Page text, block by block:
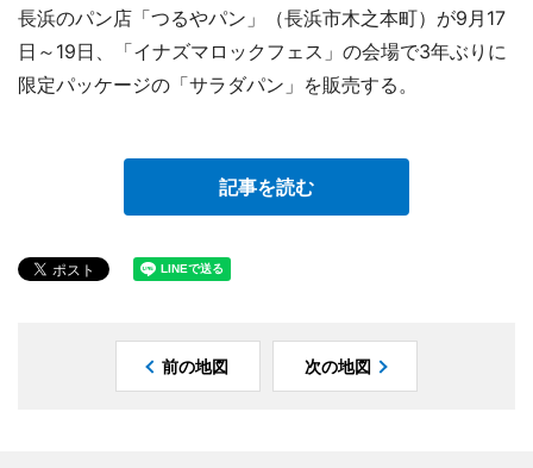
長浜のパン店「つるやパン」（長浜市木之本町）が9月17
日～19日、「イナズマロックフェス」の会場で3年ぶりに
限定パッケージの「サラダパン」を販売する。
記事を読む
前の地図 次の地図